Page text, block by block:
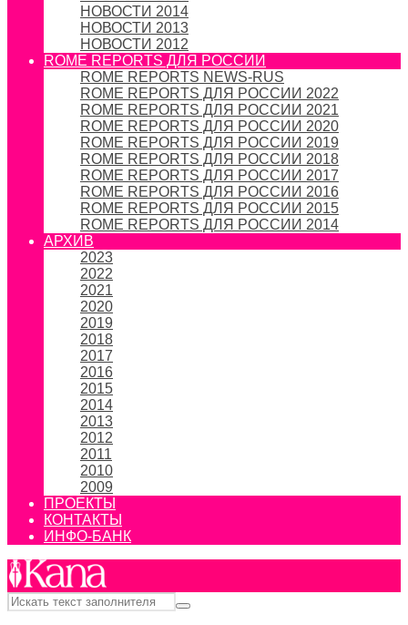
НОВОСТИ 2014
НОВОСТИ 2013
НОВОСТИ 2012
ROME REPORTS ДЛЯ РОССИИ
ROME REPORTS NEWS-RUS
ROME REPORTS ДЛЯ РОССИИ 2022
ROME REPORTS ДЛЯ РОССИИ 2021
ROME REPORTS ДЛЯ РОССИИ 2020
ROME REPORTS ДЛЯ РОССИИ 2019
ROME REPORTS ДЛЯ РОССИИ 2018
ROME REPORTS ДЛЯ РОССИИ 2017
ROME REPORTS ДЛЯ РОССИИ 2016
ROME REPORTS ДЛЯ РОССИИ 2015
ROME REPORTS ДЛЯ РОССИИ 2014
АРХИВ
2023
2022
2021
2020
2019
2018
2017
2016
2015
2014
2013
2012
2011
2010
2009
ПРОЕКТЫ
КОНТАКТЫ
ИНФО-БАНК